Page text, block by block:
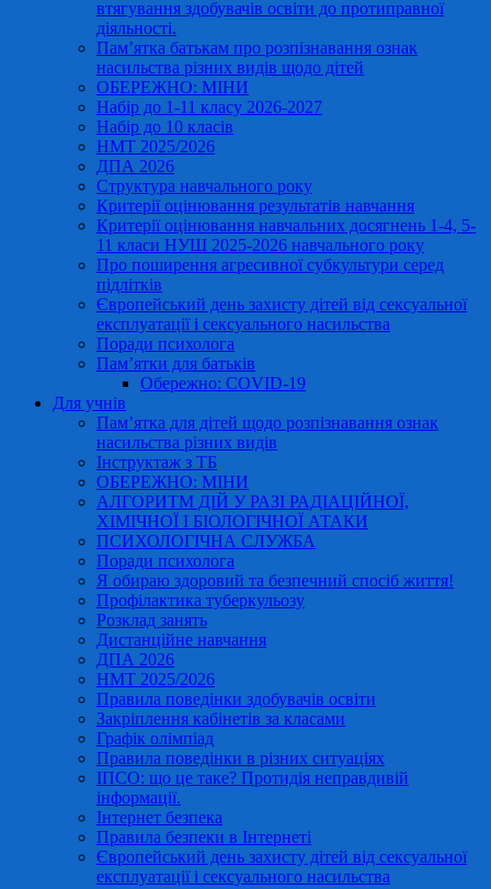
втягування здобувачів освіти до протиправної
діяльності.
Пам’ятка батькам про розпізнавання ознак
насильства різних видів щодо дітей
ОБЕРЕЖНО: МІНИ
Набір до 1-11 класу 2026-2027
Набір до 10 класів
НМТ 2025/2026
ДПА 2026
Структура навчального року
Критерії оцінювання результатів навчання
Критерії оцінювання навчальних досягнень 1-4, 5-
11 класи НУШ 2025-2026 навчального року
Про поширення агресивної субкультури серед
підлітків
Європейський день захисту дітей від сексуальної
експлуатації і сексуального насильства
Поради психолога
Пам’ятки для батьків
Обережно: COVID-19
Для учнів
Пам’ятка для дітей щодо розпізнавання ознак
насильства різних видів
Інструктаж з ТБ
ОБЕРЕЖНО: МІНИ
АЛГОРИТМ ДІЙ У РАЗІ РАДІАЦІЙНОЇ,
ХІМІЧНОЇ І БІОЛОГІЧНОЇ АТАКИ
ПСИХОЛОГІЧНА СЛУЖБА
Поради психолога
Я обираю здоровий та безпечний спосіб життя!
Профілактика туберкульозу
Розклад занять
Дистанційне навчання
ДПА 2026
НМТ 2025/2026
Правила поведінки здобувачів освіти
Закріплення кабінетів за класами
Графік олімпіад
Правила поведінки в різних ситуаціях
ІПСО: що це таке? Протидія неправдивій
інформації.
Інтернет безпека
Правила безпеки в Інтернеті
Європейський день захисту дітей від сексуальної
експлуатації і сексуального насильства